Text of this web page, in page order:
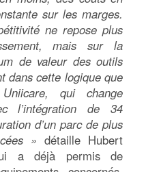
sur les marges.
ne repose plus
mais sur la
de valeur des outils
dans cette logique que
qui change
l’intégration de 34
d’un parc de plus
» détaille Hubert
a déjà permis de